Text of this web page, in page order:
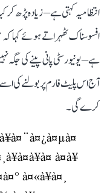
انتظامیہ کہتی ہے– زیادہ پڑھ کر
افسوسناک ٹھہراتے ہوئے کہا
ہے– یونیورسٹی پانی پینے کی
آج اس پلیٹ فارم پر بولنے کی اسے
کرے گی۔
à¤à¥
à¤«à¥à¤¸